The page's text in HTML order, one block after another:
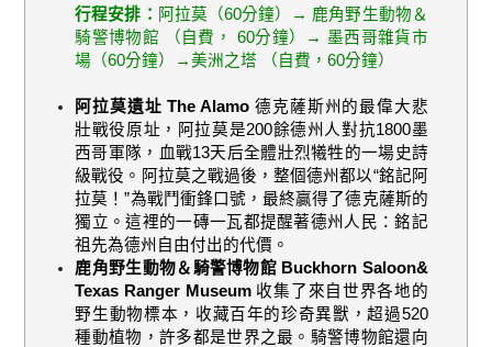
行程安排： 阿拉莫（60分鐘）→ 鹿角野生動物＆
騎警博物館 （自費，
60分鐘）→ 墨西哥雜貨市
場（60分鐘）→美洲之塔 （自費，60分鐘）
阿拉莫遺址The Alamo 德克薩斯州的最偉大悲
壯戰役原址，阿拉莫是200餘德州人對抗1800墨
西哥軍隊，血戰13天后全體壯烈犧牲的一場史詩
級戰役。阿拉莫之戰過後，整個德州都以“銘記阿
拉莫！”為戰鬥衝鋒口號，最終贏得了德克薩斯的
獨立。這裡的一磚一瓦都提醒著德州人民：銘記
祖先為德州自由付出的代價。
鹿角野生動物＆騎警博物館 Buckhorn Saloon&
Texas Ranger Museum 收集了來自世界各地的
野生動物標本，收藏百年的珍奇異獸，超過520
種動植物，許多都是世界之最。騎警博物館還向